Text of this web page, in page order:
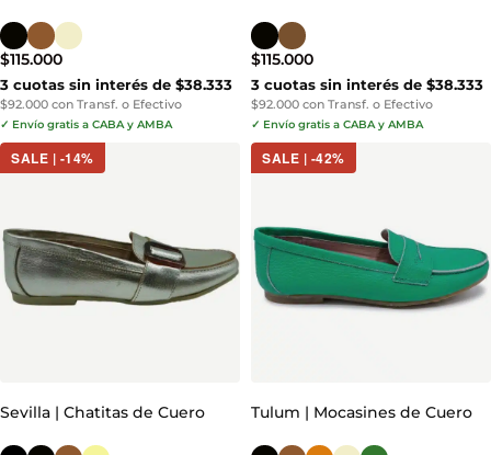
$115.000
3 cuotas sin interés de $38.333
$92.000 con Transf. o Efectivo
✓ Envío gratis a CABA y AMBA
$115.000
3 cuotas sin interés de $38.333
$92.000 con Transf. o Efectivo
✓ Envío gratis a CABA y AMBA
SALE | -14%
Sevilla | Chatitas de Cuero
SALE | -42%
Tulum | Mocasines de Cuero